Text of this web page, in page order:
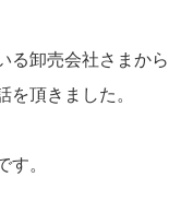
る卸売会社さまから
を頂きました。
す。